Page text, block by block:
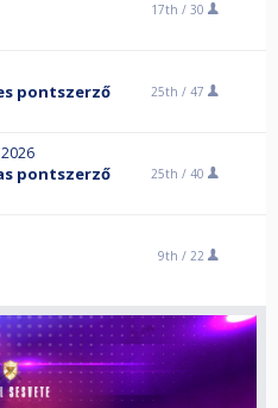
17th / 30
pontszerző 25th / 47
pontszerző 25th / 40
9th / 22